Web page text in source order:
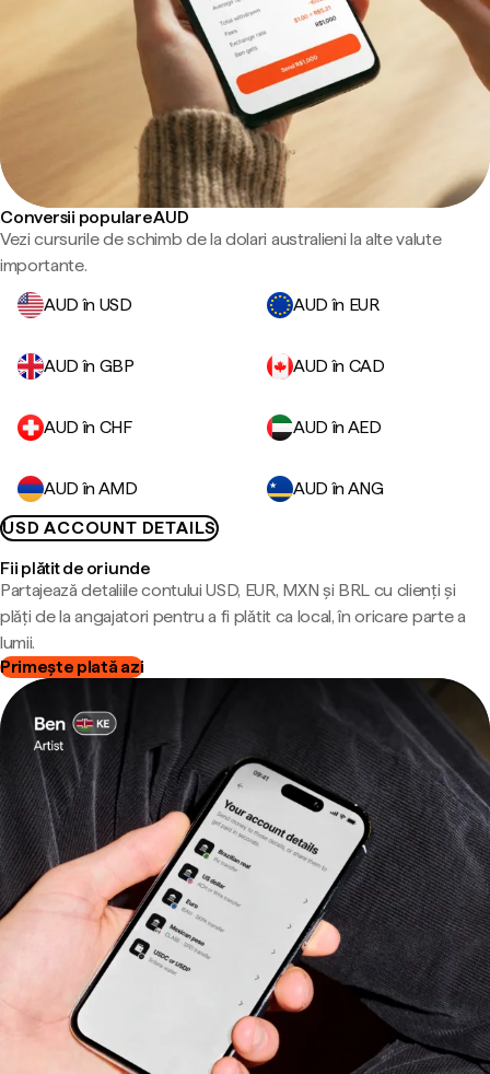
Conversii populare AUD
Vezi cursurile de schimb de la dolari australieni la alte valute
importante.
AUD în USD
AUD în EUR
AUD în GBP AUD în CAD
AUD în CHF AUD în AED
AUD în AMD
AUD în ANG
USD ACCOUNT DETAILS
Fii plătit de oriunde
Partajează detaliile contului USD, EUR, MXN și BRL cu clienți și
plăți de la angajatori pentru a fi plătit ca local, în oricare parte a
lumii.
Primește plată azi